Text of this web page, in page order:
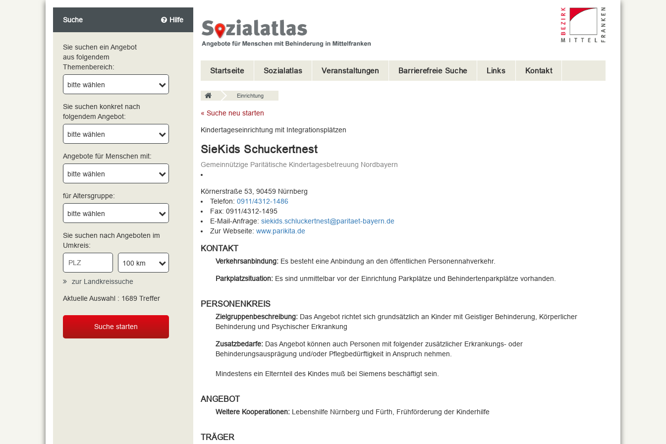
Suche Hilfe
Sie suchen ein Angebot
aus folgendem
Themenbereich:
bitte wählen
Sie suchen konkret nach
folgendem Angebot:
bitte wählen
Angebote für Menschen mit:
bitte wählen
für Altersgruppe:
bitte wählen
Sie suchen nach Angeboten im
Umkreis:
100 km
zur Landkreissuche
bitte wählen
Aktuelle Auswahl : 1689 Treffer
Suche starten
Startseite Sozialatlas Veranstaltungen Barrierefreie Suche Links Kontakt
Einrichtung
« Suche neu starten
Kindertageseinrichtung mit Integrationsplätzen
SieKids Schuckertnest
Gemeinnützige Paritätische Kindertagesbetreuung Nordbayern
Körnerstraße 53, 90459 Nürnberg
Telefon: 0911/4312-1486
Fax: 0911/4312-1495
E-Mail-Anfrage: siekids.schluckertnest@paritaet-bayern.de
Zur Webseite: www.parikita.de
KONTAKT
Verkehrsanbindung:Es besteht eine Anbindung an den öffentlichen Personennahverkehr.
Parkplatzsituation:Es sind unmittelbar vor der Einrichtung Parkplätze und Behindertenparkplätze vorhanden.
PERSONENKREIS
Zielgruppenbeschreibung:Das Angebot richtet sich grundsätzlich an Kinder mit Geistiger Behinderung, Körperlicher
Behinderung und Psychischer Erkrankung
Zusatzbedarfe:Das Angebot können auch Personen mit folgender zusätzlicher Erkrankungs- oder
Behinderungsausprägung und/oder Pflegbedürftigkeit in Anspruch nehmen.
Mindestens ein Elternteil des Kindes muß bei Siemens beschäftigt sein.
ANGEBOT
Weitere Kooperationen:Lebenshilfe Nürnberg und Fürth, Frühförderung der Kinderhilfe
TRÄGER